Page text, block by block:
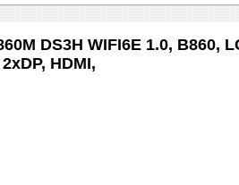
DS3H WIFI6E 1.0, B860,
HDMI,